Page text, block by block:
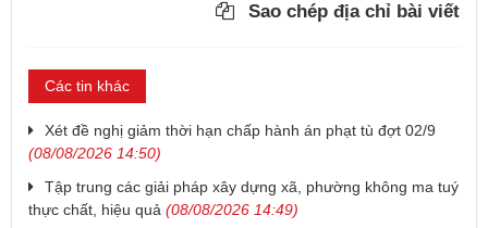
Sao chép địa chỉ bài viết
Các tin khác
Xét đề nghị giảm thời hạn chấp hành án phạt tù đợt 02/9
(08/08/2026 14:50)
Tập trung các giải pháp xây dựng xã, phường không ma tuý
thực chất, hiệu quả (08/08/2026 14:49)